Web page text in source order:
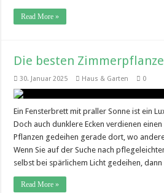
Read More »
Die besten
30. Januar 2025 Haus & Garten 0
Ein Fensterbrett mit praller Sonne ist ein
Doch auch dunklere Ecken verdienen
Pflanzen gedeihen gerade dort, wo
Wenn Sie auf der Suche nach
selbst bei spärlichem Licht gedeihen, dann
Read More »